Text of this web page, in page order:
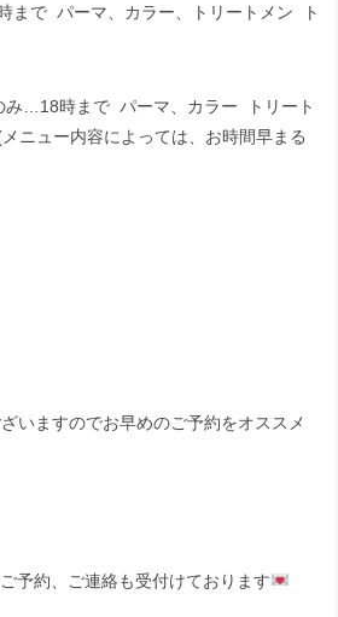
まで パーマ、カラー、トリートメン
ト
み …18時まで パーマ、カラー
トリート
メニュー内容によっては、お時間早まる
いますのでお早めのご予約をオススメ
ご予約、ご連絡も受付けております